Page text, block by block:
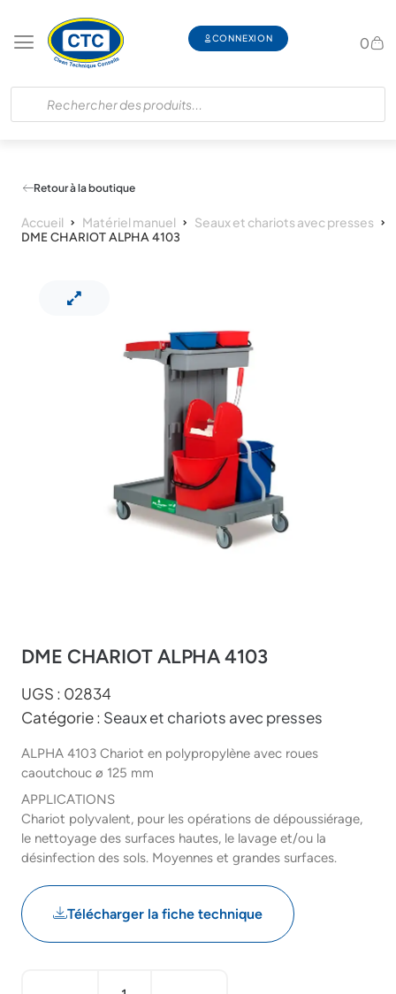
CONNEXION 0
Retour à la boutique
Accueil Matériel manuel Seaux et chariots avec presses
DME CHARIOT ALPHA 4103
DME CHARIOT ALPHA 4103
UGS : 02834
Catégorie : Seaux et chariots avec presses
ALPHA 4103 Chariot en polypropylène avec roues
caoutchouc ø 125 mm
APPLICATIONS
Chariot polyvalent, pour les opérations de dépoussiérage,
le nettoyage des surfaces hautes, le lavage et/ou la
désinfection des sols. Moyennes et grandes surfaces.
Télécharger la fiche technique